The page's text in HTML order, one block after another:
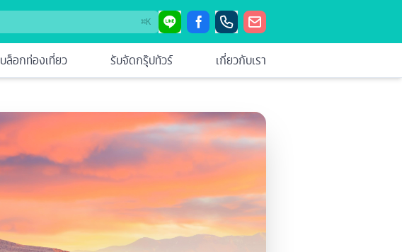
⌘K
บล็อกท่องเที่ยว รับจัดกรุ๊ปทัวร์ เกี่ยวกับเรา